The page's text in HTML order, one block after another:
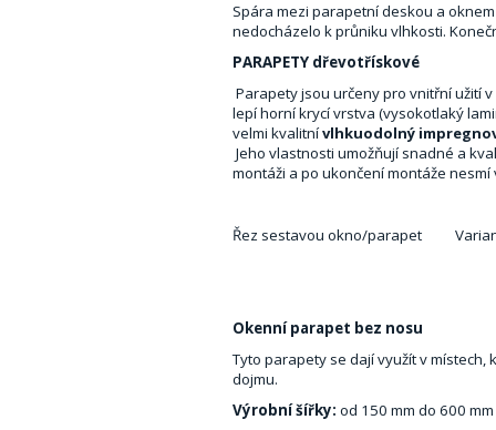
Spára mezi parapetní deskou a
nedocházelo k průniku vlhkosti.
PARAPETY dřevotřískové
Parapety jsou určeny pro vnitřní užití
lepí horní krycí vrstva (vysokotlaký
velmi kvalitnívlhkuodolný
Jeho vlastnosti umožňují snadné a
montáži a po ukončení montáže
Řez sestavou okno/parapet
Okenní parapet bez nosu
Tyto parapety se dají využít v
dojmu.
Výrobní šířky: od 150 mm do 600